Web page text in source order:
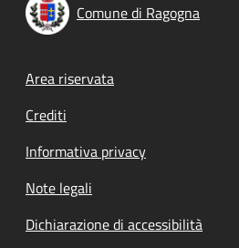
Comune di Ragogna
Footer menu
Area riservata
Crediti
Informativa privacy
Note legali
Dichiarazione di accessibilità